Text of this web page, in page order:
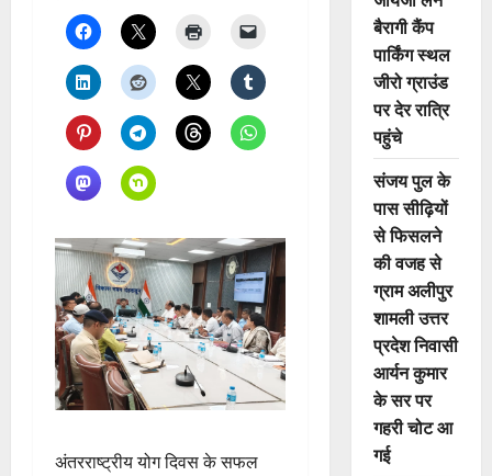
अंतरराष्ट्रीय योग दिवस के सफल
बैरागी कैंप
पार्किंग स्थल
जीरो ग्राउंड
पर देर रात्रि
पहुंचे
संजय पुल के
पास सीढ़ियों
से फिसलने
की वजह से
ग्राम अलीपुर
शामली उत्तर
प्रदेश निवासी
आर्यन कुमार
के सर पर
गहरी चोट आ
गई